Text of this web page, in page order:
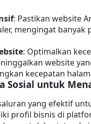
: Pastikan website
mengingat banyak
: Optimalkan
website
kecepatan
Sosial untuk
yang efektif
profil bisnis di